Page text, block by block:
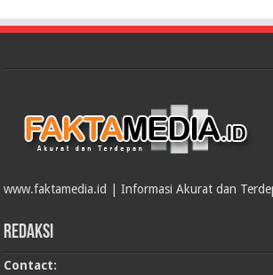
www.faktamedia.id | Informasi Akurat dan
Redaksi
Contact: